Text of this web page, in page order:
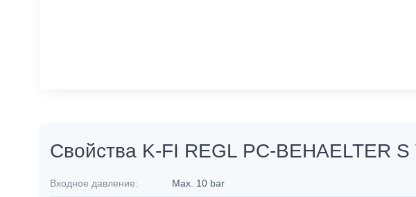
Свойства K-FI REGL PC-BEHAELTER S
Входное давление: Max. 10 bar